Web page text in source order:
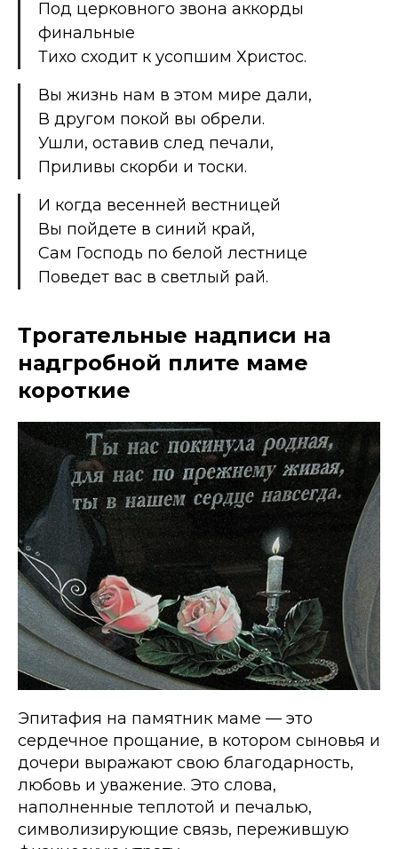
Под церковного звона аккорды
финальные
Тихо сходит к усопшим Христос.
Вы жизнь нам в этом мире дали,
В другом покой вы обрели.
Ушли, оставив след печали,
Приливы скорби и тоски.
И когда весенней вестницей
Вы пойдете в синий край,
Сам Господь по белой лестнице
Поведет вас в светлый рай.
Трогательные надписи на
надгробной плите маме
короткие
Эпитафия на памятник маме — это
сердечное прощание, в котором сыновья и
дочери выражают свою благодарность,
любовь и уважение. Это слова,
наполненные теплотой и печалью,
символизирующие связь, пережившую